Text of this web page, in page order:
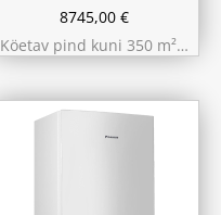
8745,00 €
Köetav pind kuni 350 m²…